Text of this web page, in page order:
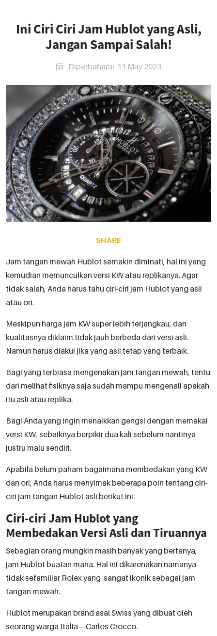
Ini Ciri Ciri Jam Hublot yang Asli,
Jangan Sampai Salah!
Diperbaharui: 11 May 2023
SHARE
Jam tangan mewah Hublot semakin diminati, hal ini yang
kemudian memunculkan versi KW atau replikanya. Agar
tidak salah, Anda harus tahu ciri-ciri jam Hublot yang asli
atau ori.
Meskipun harga jam KW super lebih terjangkau, dan
kualitasnya diklaim tidak jauh berbeda dari versi asli.
Namun harus diakui jika yang asli tetap yang terbaik.
Bagi yang terbiasa mengenakan jam tangan mewah, tentu
dari melihat fisiknya saja sudah mampu mengenali apakah
itu asli atau replika.
Bagi Anda yang ingin menaikkan gengsi dengan memakai
versi KW, sebaiknya berpikir dua kali sebelum nantinya
justru malu sendiri.
Apabila belum paham bagaimana membedakan yang KW
dan ori, Anda harus menyimak beberapa poin tentang ciri-
ciri jam tangan Hublot asli berikut ini.
Ciri-ciri Jam Hublot yang
Membedakan Versi Asli dan Tiruannya
Sebagian orang mungkin masih banyak yang bertanya,
jam Hublot buatan mana. Hal ini dikarenakan namanya
tidak sefamiliar Rolex yang sangat ikonik sebagai jam
tangan mewah.
Hublot merupakan brand asal Swiss yang dibuat oleh
seorang warga Italia—Carlos Crocco.